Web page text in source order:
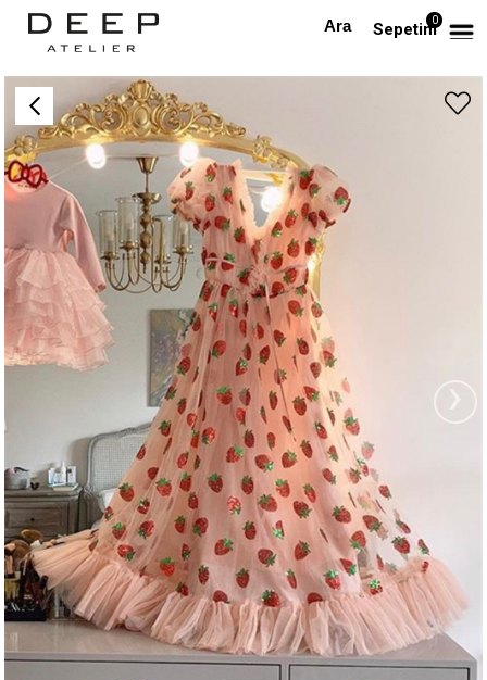
Sepetim0
Anasayfa TÜM ELBİSELER
›